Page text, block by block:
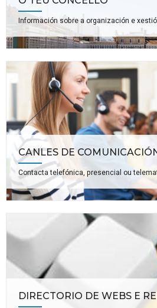
Información sobre a organización e
CANLES DE
Contacta telefónica, presencial ou
DIRECTORIO DE WEBS E